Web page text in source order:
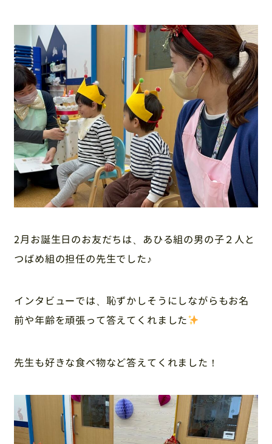
お電話でのお問い合わせ
0568-34-1919
2月お誕生日のお友だちは、あひる組の男の子２人と
つばめ組の担任の先生でした♪
インタビューでは、恥ずかしそうにしながらもお名
前や年齢を頑張って答えてくれました
先生も好きな食べ物など答えてくれました！